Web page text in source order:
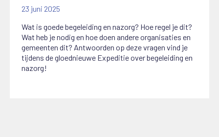
23 juni 2025
Wat is goede begeleiding en nazorg? Hoe regel je dit?
Wat heb je nodig en hoe doen andere organisaties en
gemeenten dit? Antwoorden op deze vragen vind je
tijdens de gloednieuwe Expeditie over begeleiding en
nazorg!